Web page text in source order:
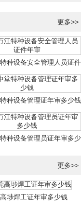
更多>>
种设备安全管理人员证件
年审
种设备管理证年审多少钱
种设备管理员证年审多少
更多>>
埗焊工证年审多少钱